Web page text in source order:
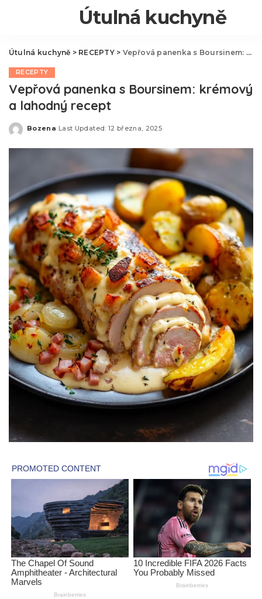
Útulná kuchyně
Útulná kuchyně > RECEPTY> Vepřová panenka s Boursinem: krémový a lahodný recept
RECEPTY
Vepřová panenka s Boursinem: krémový
a lahodný recept
Posted
Bozena Last Updated: 12 března, 2025